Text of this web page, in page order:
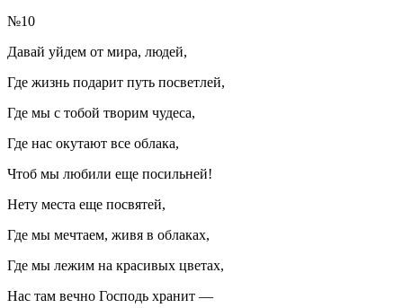
№10
Давай уйдем от мира, людей,
Где жизнь подарит путь посветлей,
Где мы с тобой творим чудеса,
Где нас окутают все облака,
Чтоб мы любили еще посильней!
Нету места еще посвятей,
Где мы мечтаем, живя в облаках,
Где мы лежим на красивых цветах,
Нас там вечно Господь хранит —